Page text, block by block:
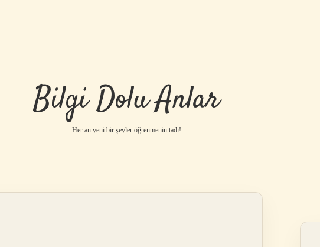
Bilgi Dolu Anlar
Her an yeni bir şeyler öğrenmenin tadı!